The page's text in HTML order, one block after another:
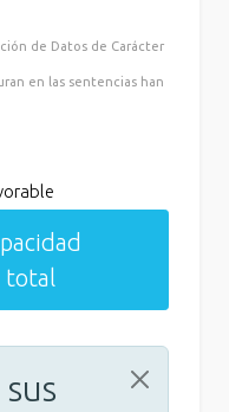
de Datos de Carácter
en las sentencias han
total